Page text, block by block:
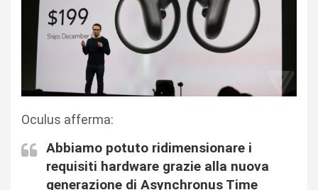
Oculus afferma:
Abbiamo potuto ridimensionare i
requisiti hardware grazie alla nuova
generazione di Asynchronus Time